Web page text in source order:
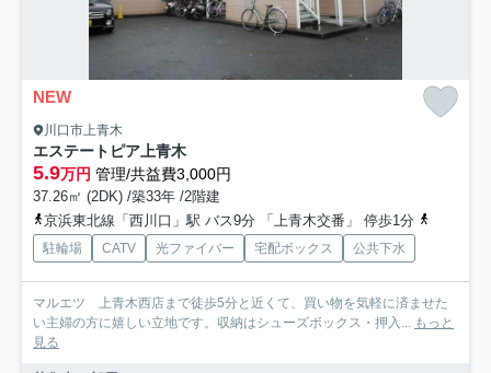
NEW
川口市上青木
エステートピア上青木
5.9万円 管理/共益費3,000円
37.26㎡ (2DK) /築33年 /2階建
京浜東北線「西川口」駅 バス9分 「上青木交番」 停歩1分
駐輪場 CATV 光ファイバー 宅配ボックス 公共下水
マルエツ 上青木西店まで徒歩5分と近くて、買い物を気軽に済ませた
い主婦の方に嬉しい立地です。収納はシューズボックス・押入...
もっと
見る